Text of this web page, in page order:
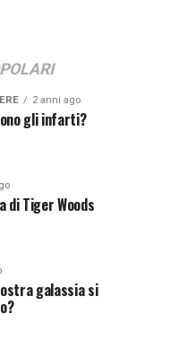
2 anni ago
gli infarti?
di Tiger Woods
galassia si